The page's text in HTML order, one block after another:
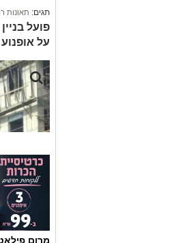
תגים: תאונות
על
מרום